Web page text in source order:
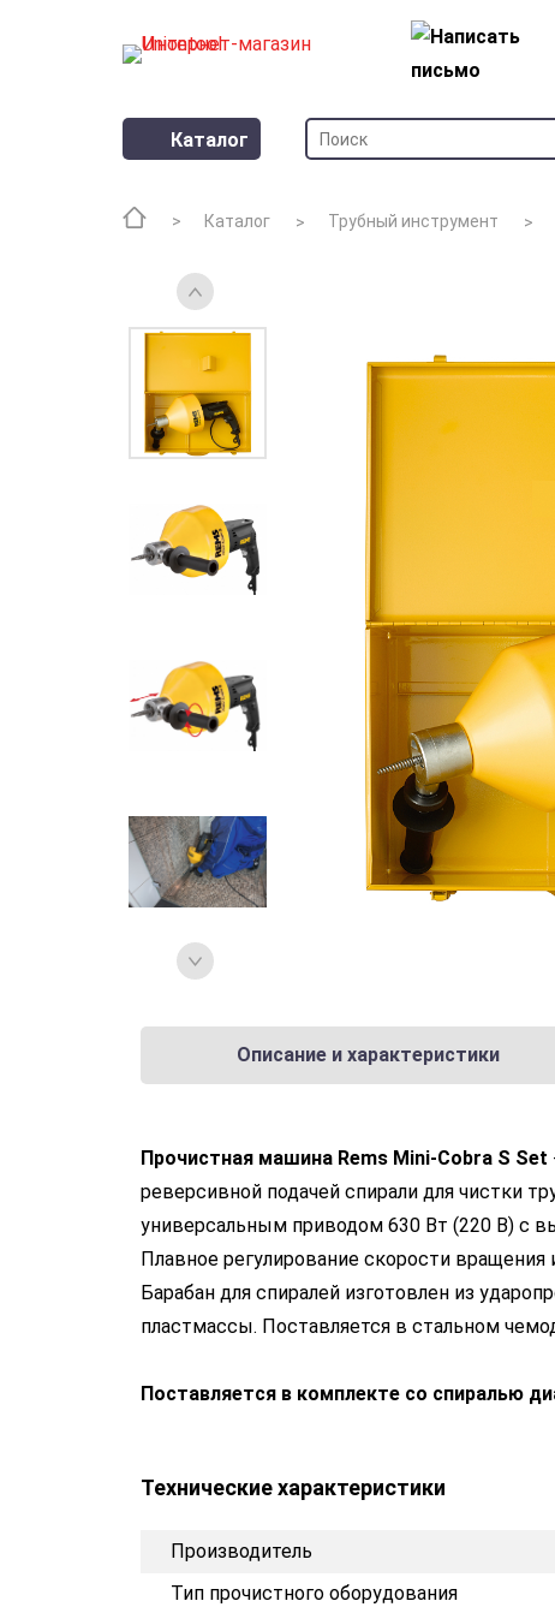
Каталог
Каталог Трубный инструмент
Описание и характеристики
Прочистная машина Rems Mini-Cobra S Set
реверсивной подачей спирали для чистки
универсальным приводом 630 Вт (220 В) с
Плавное регулирование скорости
Барабан для спиралей изготовлен из
пластмассы. Поставляется в стальном
Поставляется в комплекте со спиралью
Технические характеристики
Производитель
Тип прочистного оборудования